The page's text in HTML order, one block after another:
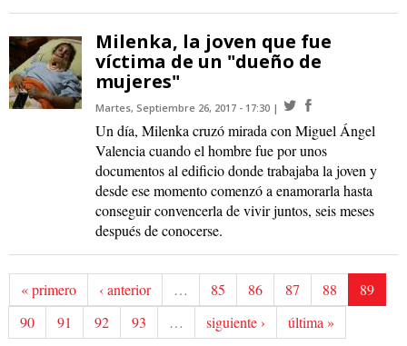
Milenka, la joven que fue
víctima de un "dueño de
mujeres"
Martes, Septiembre 26, 2017 - 17:30
Un día, Milenka cruzó mirada con Miguel Ángel
Valencia cuando el hombre fue por unos
documentos al edificio donde trabajaba la joven y
desde ese momento comenzó a enamorarla hasta
conseguir convencerla de vivir juntos, seis meses
después de conocerse.
« primero ‹ anterior … 85 86 87 88
89
90
91 92 93 … siguiente › última »